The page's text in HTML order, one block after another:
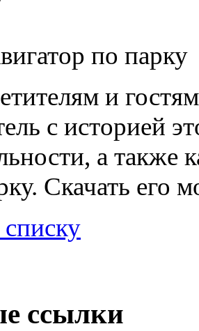
по парку
и
с историей
а также
Скачать его
ссылки